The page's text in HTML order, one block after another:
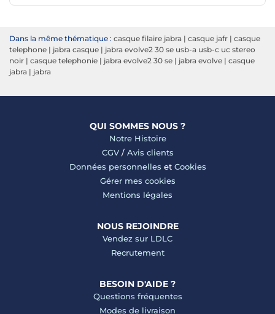
Dans la même thématique : casque filaire jabra | casque jafr | casque
telephone | jabra casque | jabra evolve2 30 se usb-a usb-c uc stereo
noir | casque telephonie | jabra evolve2 30 se | jabra evolve | casque
jabra | jabra
QUI SOMMES NOUS ?
Notre Histoire
CGV/ Avis clients
Données personnelles et Cookies
Gérer mes cookies
Mentions légales
NOUS REJOINDRE
Vendez sur LDLC
Recrutement
BESOIN D'AIDE ?
Questions fréquentes
Modes de livraison